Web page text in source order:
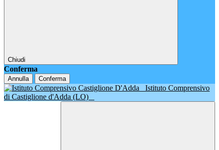
Chiudi
Conferma
Annulla Conferma
Istituto Comprensivo
di Castiglione d'Adda (LO)